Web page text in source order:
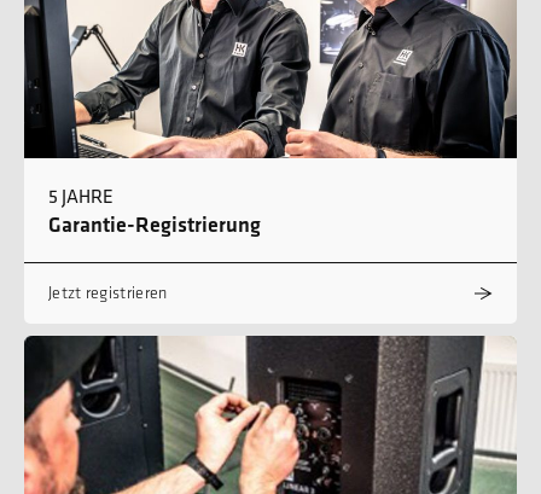
5 JAHRE
Garantie-Registrierung
Jetzt registrieren